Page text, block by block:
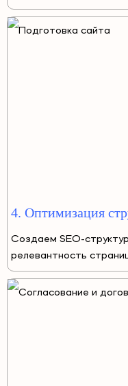
4. Оптимизация
Создаем SEO-
релевантность